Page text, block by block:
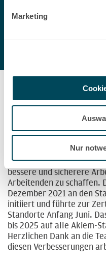
Marketing
Nur
(Deutschland),
Hagalund, Ånge und
erfolgreiche
Krefeld und Kassel mit
Die ISO 45001 ist die
und
verbessern. Sie zielt auf
Risiken am Arbeitsplatz
bessere und sicherere
Arbeitenden zu schaffen.
Dezember 2021 an den
initiiert und führte zur
Standorte Anfang Juni.
bis 2025 auf alle Akiem-
Herzlichen Dank an die
diesen Verbesserungen